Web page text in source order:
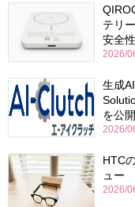
テリ
安全
2026/
生成
を公開
2026/
HTC
ュー
2026/